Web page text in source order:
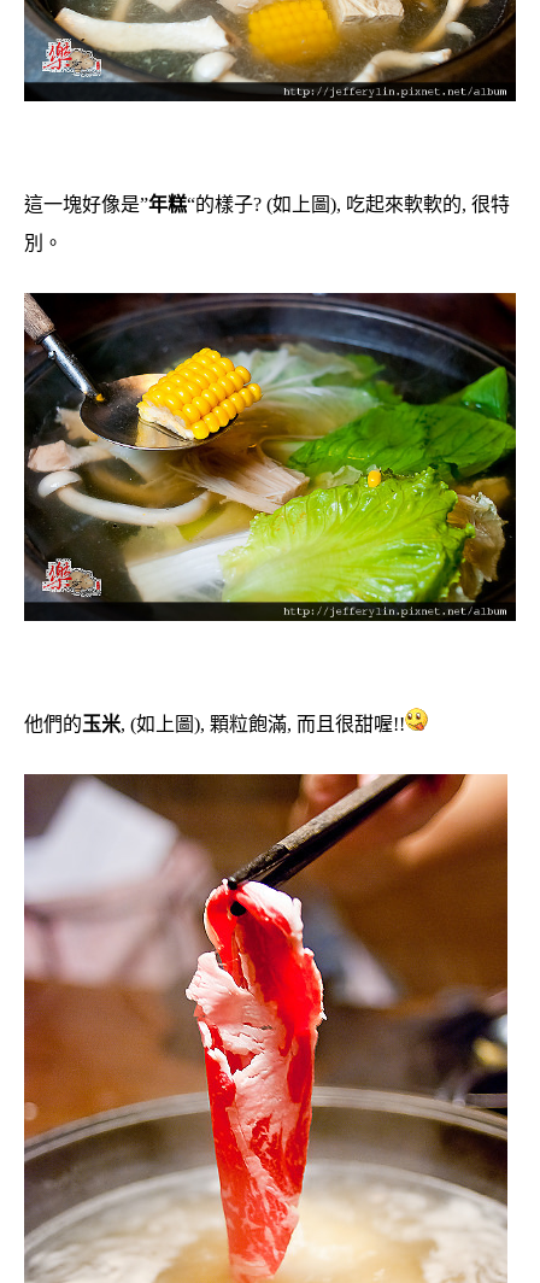
這一塊好像是”年糕“的樣子? (如上圖), 吃起來軟軟的, 很特
別。
他們的玉米, (如上圖), 顆粒飽滿, 而且很甜喔!!